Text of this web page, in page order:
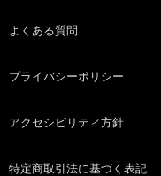
よくある質問
プライバシーポリシー
アクセシビリティ方針
特定商取引法に基づく表記